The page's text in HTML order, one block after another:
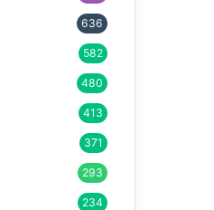
636
582
480
413
371
293
234